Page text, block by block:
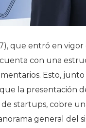
que entró en
con una
Esto,
la presentación
startups, cobre
general del